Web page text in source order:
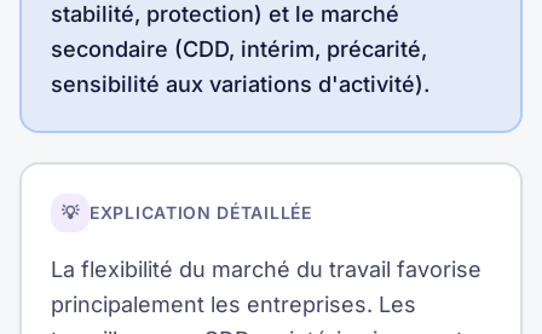
stabilité, protection) et le marché
secondaire (CDD, intérim, précarité,
sensibilité aux variations d'activité).
💡 EXPLICATION DÉTAILLÉE
La flexibilité du marché du travail favorise
principalement les entreprises. Les